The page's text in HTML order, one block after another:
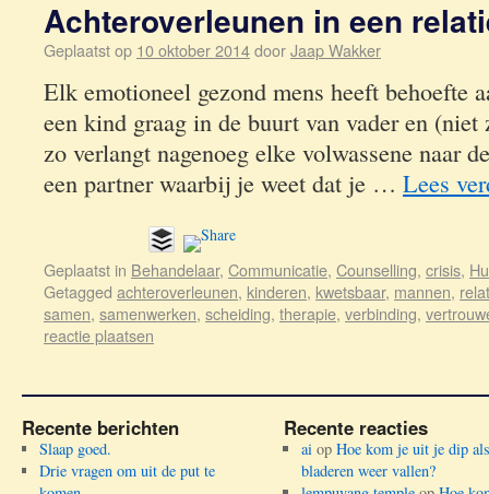
Achteroverleunen in een
Geplaatst op 10 oktober 2014doorJaap Wakker
Elk emotioneel gezond mens heeft behoefte
een kind graag in de buurt van vader en
zo verlangt nagenoeg elke volwassene naar
een partner waarbij je weet dat je … Lees
Geplaatst in Behandelaar, Communicatie, Counselling, crisis,
Getagged achteroverleunen, kinderen, kwetsbaar, mannen,
samen, samenwerken, scheiding, therapie, verbinding,
reactie plaatsen
Recente berichten
Slaap goed.
Drie vragen om uit de put te
Recente reacties
aiop Hoe kom je uit je dip
bladeren weer vallen?